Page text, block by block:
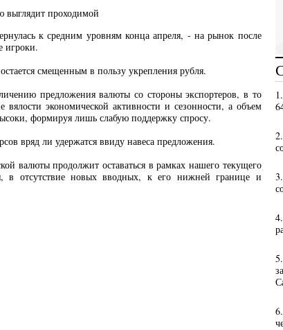
к средним уровням конца апреля, - на рынок после
игроки.
смещенным в пользу укрепления рубля.
предложения валюты со стороны экспортеров, в то
экономической активности и сезонности, а объем
формируя лишь слабую поддержку спросу.
вряд ли удержатся ввиду навеса предложения.
валюты продолжит оставаться в рамках нашего текущего
в отсутствие новых вводных, к его нижней границе и